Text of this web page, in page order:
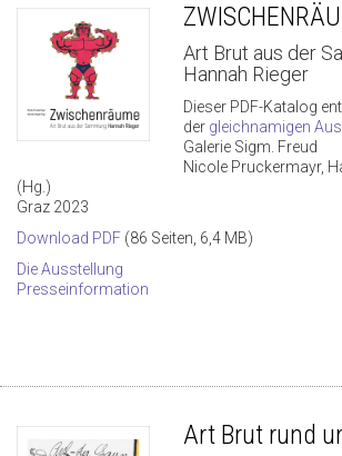
Art Brut aus der
Hannah Rieger
Dieser PDF-Katalog
der gleichnamigen
Galerie Sigm. Freud
Nicole Pruckermayr,
(Hg.)
Graz 2023
Download PDF (86 Seiten, 6,4 MB)
Die Ausstellung
Presseinformation
Art Brut rund